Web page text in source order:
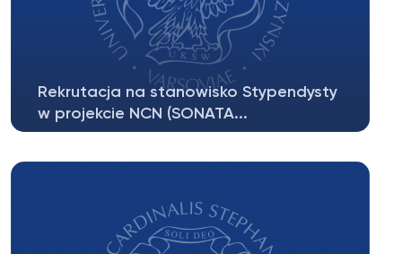
Rekrutacja na stanowisko Stypendysty
w projekcie NCN (SONATA...
Uniwersytetu Kardynała Stefana